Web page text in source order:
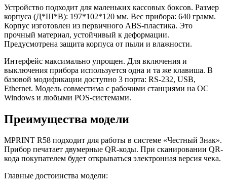
Устройство подходит для маленьких кассовых боксов. Размер
корпуса (Д*Ш*В): 197*102*120 мм. Вес прибора: 640 грамм.
Корпус изготовлен из первичного ABS-пластика. Это
прочный материал, устойчивый к деформации.
Предусмотрена защита корпуса от пыли и влажности.
Интерфейс максимально упрощен. Для включения и
выключения прибора используется одна и та же клавиша. В
базовой модификации доступно 3 порта: RS-232, USB,
Ethernet. Модель совместима с рабочими станциями на ОС
Windows и любыми POS-системами.
Преимущества модели
MPRINT R58 подходит для работы в системе «Честный Знак».
Прибор печатает двумерные QR-коды. При сканировании QR-
кода покупателем будет открываться электронная версия чека.
Главные достоинства модели: